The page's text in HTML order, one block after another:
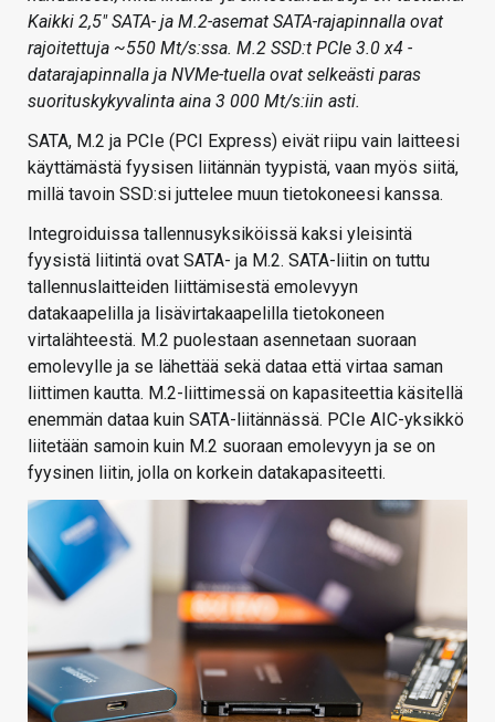
Kaikki 2,5″ SATA- ja M.2-asemat SATA-rajapinnalla ovat
rajoitettuja ~550 Mt/s:ssa. M.2 SSD:t PCIe 3.0 x4 -
datarajapinnalla ja NVMe-tuella ovat selkeästi paras
suorituskykyvalinta aina 3 000 Mt/s:iin asti.
SATA, M.2 ja PCIe (PCI Express) eivät riipu vain laitteesi
käyttämästä fyysisen liitännän tyypistä, vaan myös siitä,
millä tavoin SSD:si juttelee muun tietokoneesi kanssa.
Integroiduissa tallennusyksiköissä kaksi yleisintä
fyysistä liitintä ovat SATA- ja M.2. SATA-liitin on tuttu
tallennuslaitteiden liittämisestä emolevyyn
datakaapelilla ja lisävirtakaapelilla tietokoneen
virtalähteestä. M.2 puolestaan asennetaan suoraan
emolevylle ja se lähettää sekä dataa että virtaa saman
liittimen kautta. M.2-liittimessä on kapasiteettia käsitellä
enemmän dataa kuin SATA-liitännässä. PCIe AIC-yksikkö
liitetään samoin kuin M.2 suoraan emolevyyn ja se on
fyysinen liitin, jolla on korkein datakapasiteetti.